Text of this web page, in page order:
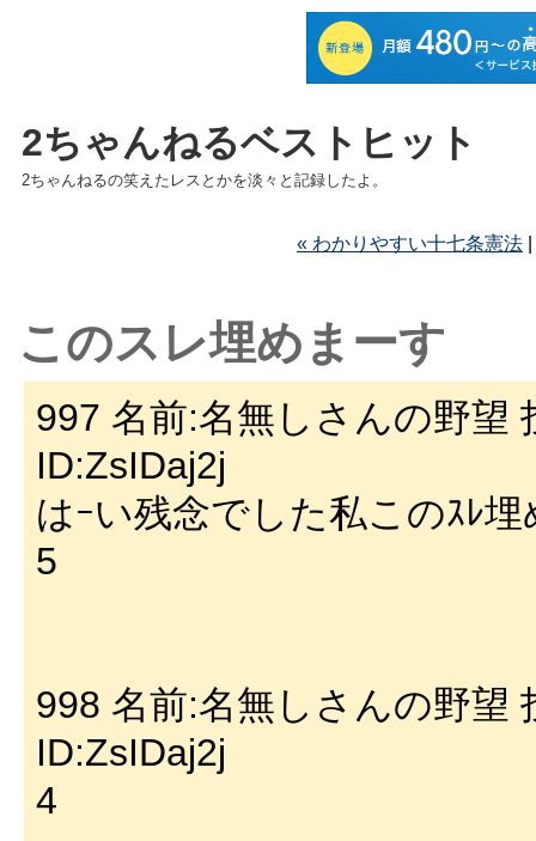
2ちゃんねるベストヒット
2ちゃんねるの笑えたレスとかを淡々と記録したよ。
« わかりやすい十七条憲法
このスレ埋めまーす
997 名前:名無しさんの野望
ID:ZsIDaj2j
はｰい残念でした私このｽﾚ埋
5
998 名前:名無しさんの野望
ID:ZsIDaj2j
4